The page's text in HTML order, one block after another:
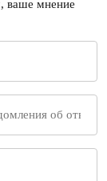
ваше мнение